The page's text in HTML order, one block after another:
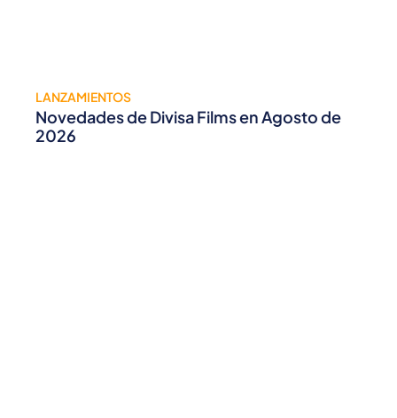
LANZAMIENTOS
Novedades de Divisa Films en Agosto de
2026